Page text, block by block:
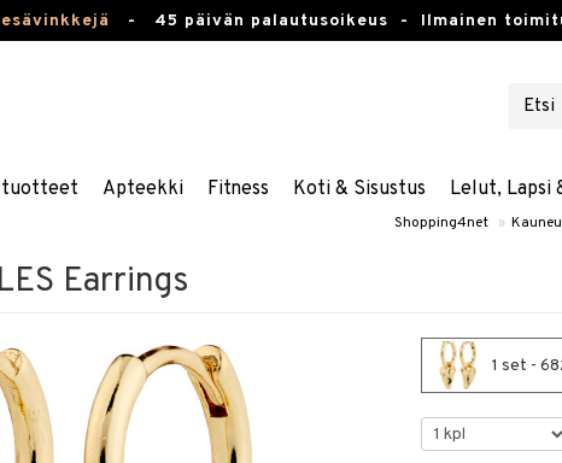
- 45 päivän palautusoikeus - Ilmainen
Apteekki Fitness Koti & Sisustus Lelut, Lapsi
Shopping4net »
Earrings
1 set -